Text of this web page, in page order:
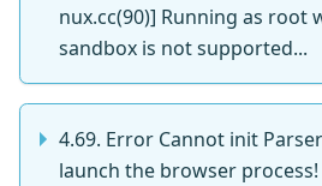
nux.cc(90)] Running as root
sandbox is not supported...
4.69. Error Cannot init
launch the browser process!